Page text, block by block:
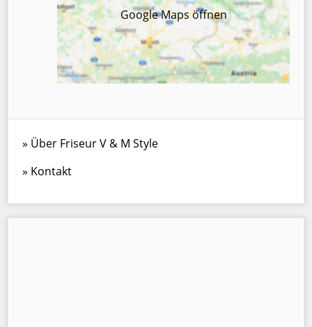
Google Maps öffnen
Über Friseur V & M Style
Kontakt